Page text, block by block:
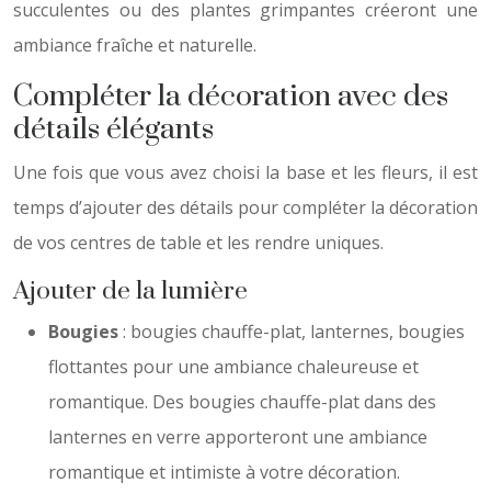
succulentes ou des plantes grimpantes créeront une
ambiance fraîche et naturelle.
Compléter la décoration avec des
détails élégants
Une fois que vous avez choisi la base et les fleurs, il est
temps d’ajouter des détails pour compléter la décoration
de vos centres de table et les rendre uniques.
Ajouter de la lumière
Bougies: bougies chauffe-plat, lanternes, bougies
flottantes pour une ambiance chaleureuse et
romantique. Des bougies chauffe-plat dans des
lanternes en verre apporteront une ambiance
romantique et intimiste à votre décoration.